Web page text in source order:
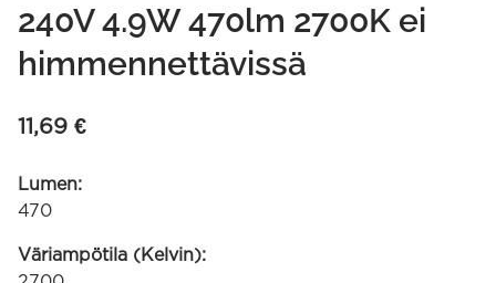
240V 4.9W 470lm 2700K ei
himmennettävissä
11,69 €
Lumen:
470
Väriampötila (Kelvin):